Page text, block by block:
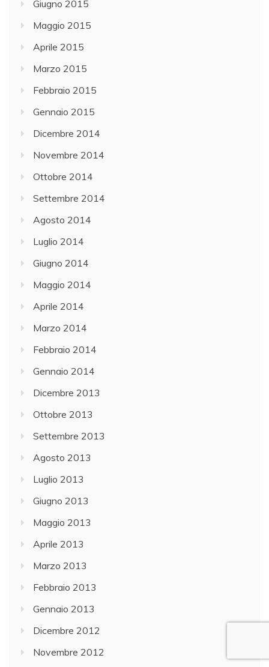
Giugno 2015
Maggio 2015
Aprile 2015
Marzo 2015
Febbraio 2015
Gennaio 2015
Dicembre 2014
Novembre 2014
Ottobre 2014
Settembre 2014
Agosto 2014
Luglio 2014
Giugno 2014
Maggio 2014
Aprile 2014
Marzo 2014
Febbraio 2014
Gennaio 2014
Dicembre 2013
Ottobre 2013
Settembre 2013
Agosto 2013
Luglio 2013
Giugno 2013
Maggio 2013
Aprile 2013
Marzo 2013
Febbraio 2013
Gennaio 2013
Dicembre 2012
Novembre 2012